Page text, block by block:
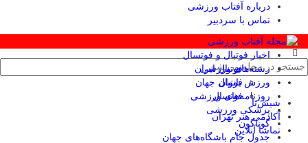
درباره آفتاب ورزشی
تماس با سردبیر
اخبار فوتبال و فوتسال
فوتبال ایران
فوتبال جهان
فوتسال
رشته‌های ورزشی
ورزش بانوان
روزنامه‌های ورزشی
پزشکی ورزشی
گوناگون
جدول جام باشگاه‌های جهان
شیش‌تا
آکادمی هنر تهران
تماشا آنلاین